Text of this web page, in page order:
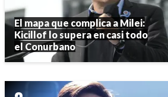
El mapa que complica a Milei:
Kicillof lo supera en casi todo
el Conurbano